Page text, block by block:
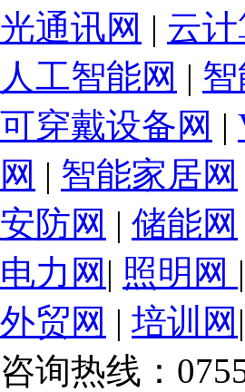
光通讯网 | 云计
人工智能网 | 智
可穿戴设备网 |
网 | 智能家居网
安防网 | 储能网
电力网 | 照明网 |
外贸网 | 培训网 |
咨询热线：